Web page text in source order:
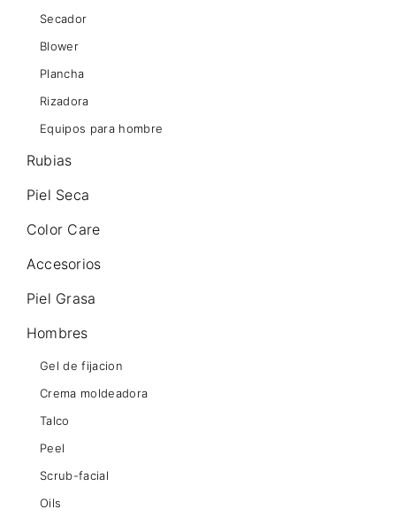
Secador
Blower
Plancha
Rizadora
Equipos para hombre
Rubias
Piel Seca
Color Care
Accesorios
Piel Grasa
Hombres
Gel de fijacion
Crema moldeadora
Talco
Peel
Scrub-facial
Oils